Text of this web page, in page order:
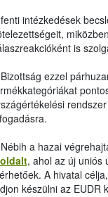
intézkedések
is
ezzel
a hazai
, ahol az új uniós
A hivatal
készülni az EUDR